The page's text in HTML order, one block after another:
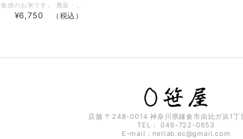
味わい深いもっちりした食感のお米です。 農薬・化学肥料はもちろんのこと、有機肥料さえも使用せず、北海道の地方のみで育まれているお米です。 大口 義盛：作 ※精米の際は1割分量が減ります。 ※送り先1ヶ所の場合24㎏まで、それ以上は別途送料がかかります。 ※1キロ〜4キロ をご購入の方はビニールスタンドパック＊4キロは(2キロの袋×2) ※5キロはクラフト袋でのご用意です。 ※ビニールスタンドパックを各サイズのクラフト袋に変更することもできますのでご希望の方は備考欄にご記入ください。
¥6,750 （税込）
店舗 〒248-0014 神奈川県鎌倉市由比ガ浜1丁
TEL： 046-722-0653
E-mail： netlab.ec@gmail.com